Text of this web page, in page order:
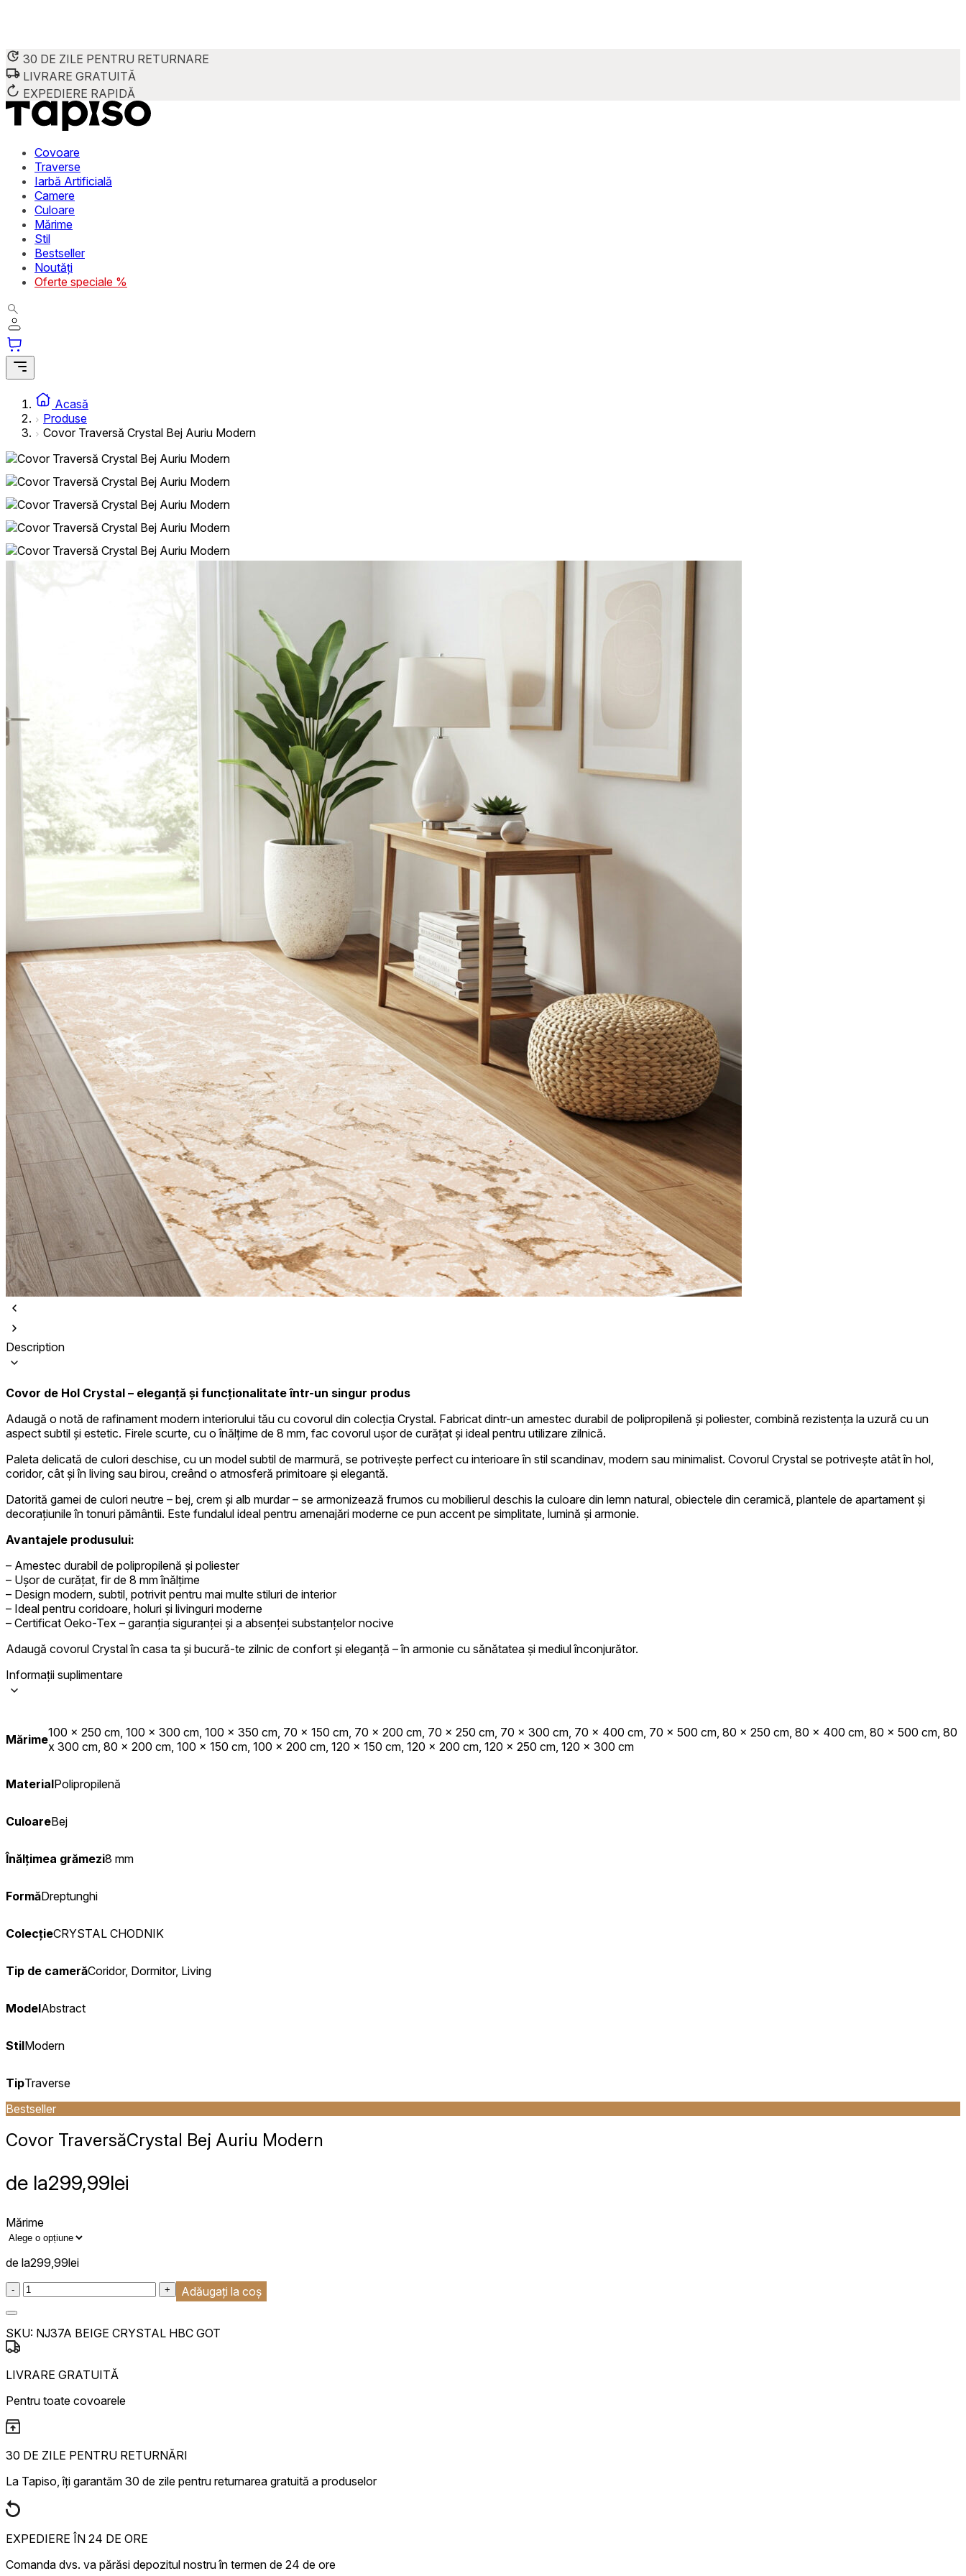
30 DE ZILE PENTRU RETURNARE
LIVRARE GRATUITĂ
EXPEDIERE RAPIDĂ
Covoare
Traverse
Iarbă Artificială
Camere
Culoare
Mărime
Stil
Bestseller
Noutăți
Oferte speciale %
Acasă
Produse
Covor Traversă Crystal Bej Auriu Modern
Description
Covor de Hol Crystal – eleganță și funcționalitate într-un singur produs
Adaugă o notă de rafinament modern interiorului tău cu covorul din colecția Crystal. Fabricat dintr-un amestec durabil de polipropilenă și poliester, combină rezistența la uzură cu un
aspect subtil și estetic. Firele scurte, cu o înălțime de 8 mm, fac covorul ușor de curățat și ideal pentru utilizare zilnică.
Paleta delicată de culori deschise, cu un model subtil de marmură, se potrivește perfect cu interioare în stil scandinav, modern sau minimalist. Covorul Crystal se potrivește atât în hol,
coridor, cât și în living sau birou, creând o atmosferă primitoare și elegantă.
Datorită gamei de culori neutre – bej, crem și alb murdar – se armonizează frumos cu mobilierul deschis la culoare din lemn natural, obiectele din ceramică, plantele de apartament și
decorațiunile în tonuri pământii. Este fundalul ideal pentru amenajări moderne ce pun accent pe simplitate, lumină și armonie.
Avantajele produsului:
– Amestec durabil de polipropilenă și poliester
– Ușor de curățat, fir de 8 mm înălțime
– Design modern, subtil, potrivit pentru mai multe stiluri de interior
– Ideal pentru coridoare, holuri și livinguri moderne
– Certificat Oeko-Tex – garanția siguranței și a absenței substanțelor nocive
Adaugă covorul Crystal în casa ta și bucură-te zilnic de confort și eleganță – în armonie cu sănătatea și mediul înconjurător.
Informații suplimentare
Mărime100 x 250 cm, 100 x 300 cm, 100 x 350 cm, 70 x 150 cm, 70 x 200 cm, 70 x 250 cm, 70 x 300 cm, 70 x 400 cm, 70 x 500 cm, 80 x 250 cm, 80 x 400 cm, 80 x 500 cm, 80
x 300 cm, 80 x 200 cm, 100 x 150 cm, 100 x 200 cm, 120 x 150 cm, 120 x 200 cm, 120 x 250 cm, 120 x 300 cm
MaterialPolipropilenă
CuloareBej
Înălțimea grămezi8 mm
FormăDreptunghi
ColecțieCRYSTAL CHODNIK
Tip de camerăCoridor, Dormitor, Living
ModelAbstract
StilModern
TipTraverse
Bestseller
Covor TraversăCrystal Bej Auriu Modern
de la299,99lei
Mărime
de la299,99lei
:product_name quantity
- + Adăugați la coș
SKU: NJ37A BEIGE CRYSTAL HBC GOT
LIVRARE GRATUITĂ
Pentru toate covoarele
30 DE ZILE PENTRU RETURNĂRI
La Tapiso, îți garantăm 30 de zile pentru returnarea gratuită a produselor
EXPEDIERE ÎN 24 DE ORE
Comanda dvs. va părăsi depozitul nostru în termen de 24 de ore
Folosim cookie-uri pentru a personaliza conținutul și reclamele, pentru a oferi funcții sociale și pentru a analiza traficul pe site-ul nostru.
Împărtășim informații despre modul în care utilizezi site-ul nostru cu partenerii noștri sociali, de publicitate și de analiză. Partenerii pot
combina aceste informații cu alte date primite de la tine sau obținute în timpul utilizării serviciilor lor.
Cookie-urile necesare sunt esențiale pentru funcțiile de bază ale site-ului și site-ul nu va funcționa corect fără ele. Aceste cookie-uri nu
stochează date care permit identificarea persoanei.
Cookie-urile legate de preferințe permit site-ului să rețină informații care schimbă aspectul sau funcționarea site-ului, de exemplu, limba
preferată sau regiunea în care se află utilizatorul.
Statistică
Cookie-urile statistice ajută deținătorii de site-uri să înțeleagă cum se comportă diferiți utilizatori pe site, prin colectarea și raportarea
interesante pentru utilizatori și, astfel, mai valoroase pentru editori și anunțători de terță parte.